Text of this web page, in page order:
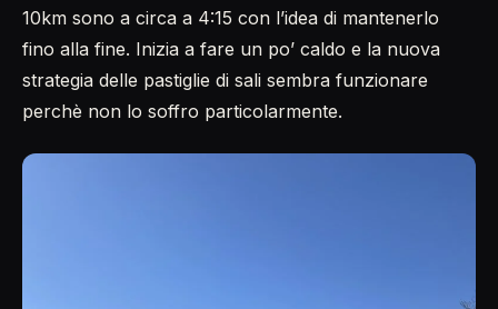
10km sono a circa a 4:15 con l’idea di mantenerlo
fino alla fine. Inizia a fare un po’ caldo e la nuova
strategia delle pastiglie di sali sembra funzionare
perchè non lo soffro particolarmente.